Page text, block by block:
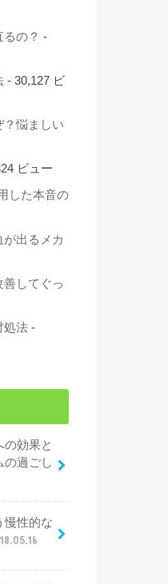
の？ -
- 30,127 ビ
？悩ましい
ビュー
した本音の
出るメカ
してぐっ
処法 -
の効果と
の過ごし
慢性的な